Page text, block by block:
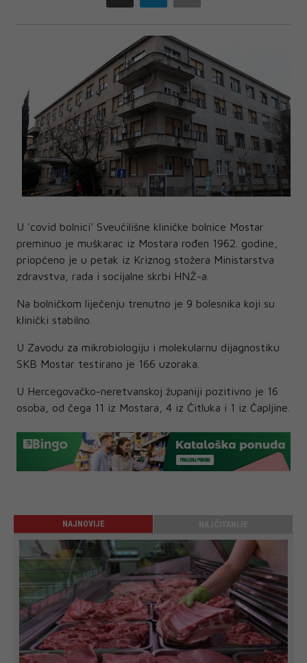
U 'covid bolnici' Sveučilišne kliničke bolnice Mostar
preminuo je muškarac iz Mostara rođen 1962. godine,
priopćeno je u petak iz Kriznog stožera Ministarstva
zdravstva, rada i socijalne skrbi HNŽ-a.
Na bolničkom liječenju trenutno je 9 bolesnika koji su
klinički stabilno.
U Zavodu za mikrobiologiju i molekularnu dijagnostiku
SKB Mostar testirano je 166 uzoraka.
U Hercegovačko-neretvanskoj županiji pozitivno je 16
osoba, od čega 11 iz Mostara, 4 iz Čitluka i 1 iz Čapljine.
NAJNOVIJE